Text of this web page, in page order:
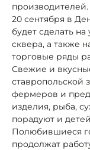
производителей.
20 сентября в
будет сделать
сквера, а также
торговые ряды
Свежие и
ставропольской
фермеров и
изделия, рыба,
порадуют и
Полюбившиеся
продолжат